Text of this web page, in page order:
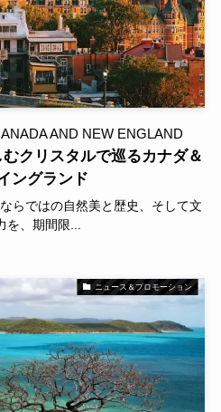
AND NEW ENGLAND
むクリスタルで巡るカナダ＆
ングランド
らではの自然美と歴史、そして文
を、期間限...
ニュース＆プロモーション